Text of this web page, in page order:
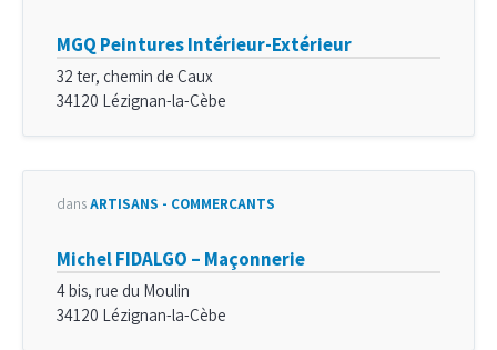
MGQ Peintures Intérieur-Extérieur
32 ter, chemin de Caux
34120 Lézignan-la-Cèbe
dansARTISANS - COMMERÇANTS
Michel FIDALGO – Maçonnerie
4 bis, rue du Moulin
34120 Lézignan-la-Cèbe